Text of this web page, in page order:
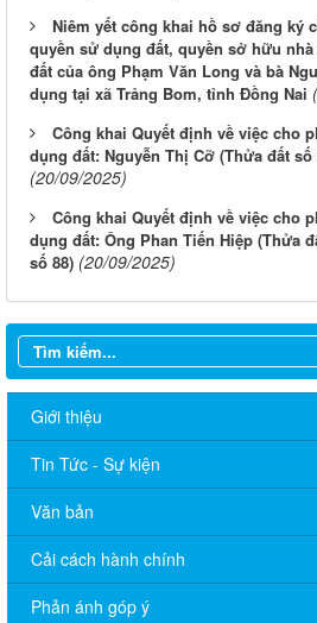
Niêm yết công khai hồ sơ đăng ký
quyền sử dụng đất, quyền sở hữu
đất của ông Phạm Văn Long và bà
dụng tại xã Trảng Bom, tỉnh Đồng Nai
Công khai Quyết định về việc cho
dụng đất: Nguyễn Thị Cỡ (Thửa đất
(20/09/2025)
Công khai Quyết định về việc cho
dụng đất: Ông Phan Tiến Hiệp (Thửa
số 88) (20/09/2025)
Giới thiệu
Tin Tức - Sự kiện
Văn bản
Cải cách hành chính
Phản ánh góp ý